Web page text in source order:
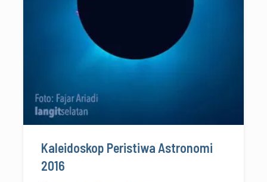
Kaleidoskop Peristiwa Astronomi
2016